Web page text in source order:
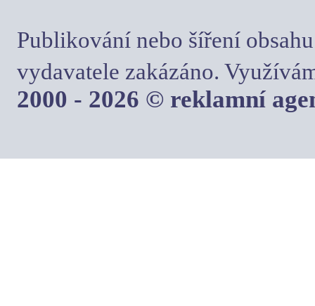
Publikování nebo šíření
vydavatele zakázáno.
2000 - 2026 © reklamní